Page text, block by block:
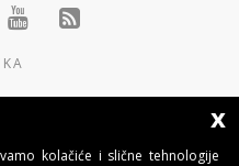
x
kolačiće i slične tehnologije